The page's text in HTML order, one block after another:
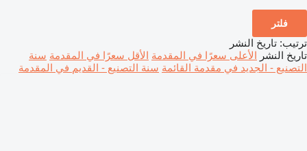
فلتر
ترتيب: تاريخ النشر
تاريخ النشر الأعلى سعرًا في المقدمة الأقل سعرًا في المقدمة سنة
التصنيع - الجديد في مقدمة القائمة سنة التصنيع - القديم في المقدمة